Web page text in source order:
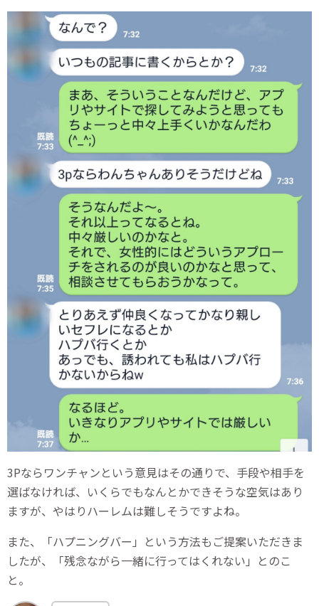
3Pならワンチャンという意見はその通りで、手段や相手を
選ばなければ、いくらでもなんとかできそうな空気はあり
ますが、やはりハーレムは難しそうですよね。
また、「ハプニングバー」という方法もご提案いただきま
したが、「残念ながら一緒に行ってはくれない」とのこ
と。